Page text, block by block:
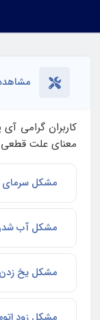
کاربران گرامی
معنای علت قطعی
مشکل سرمای
مشکل آب شدن
مشکل یخ